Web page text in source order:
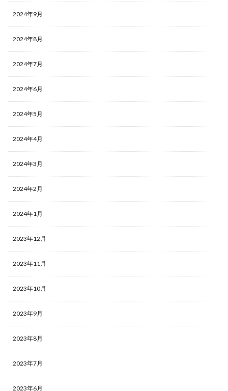
2024年9月
2024年8月
2024年7月
2024年6月
2024年5月
2024年4月
2024年3月
2024年2月
2024年1月
2023年12月
2023年11月
2023年10月
2023年9月
2023年8月
2023年7月
2023年6月